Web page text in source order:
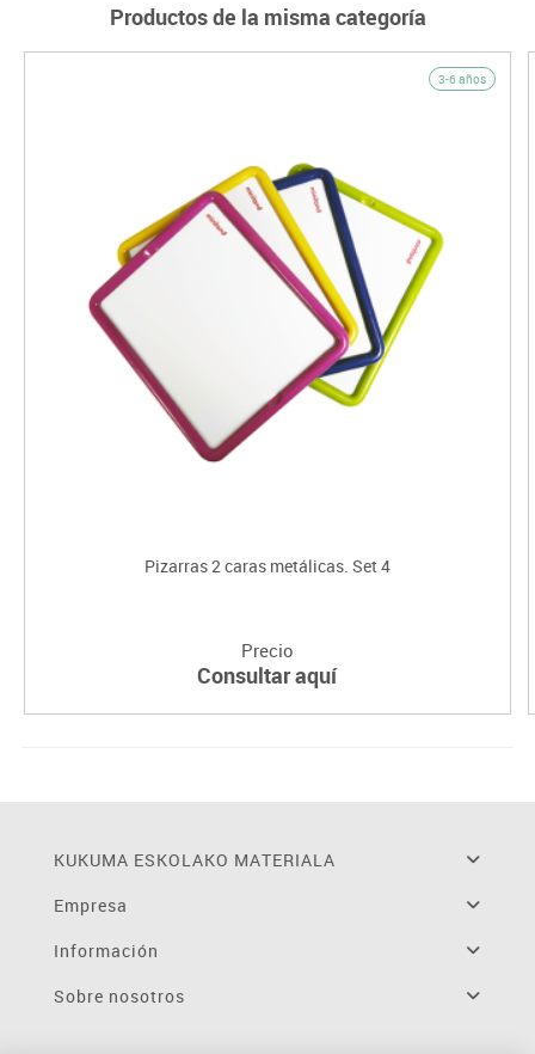
Productos de la misma categoría
3-6 años
Pizarras 2 caras metálicas. Set 4
Precio
Consultar aquí
KUKUMA ESKOLAKO MATERIALA
Empresa
Información
Sobre nosotros